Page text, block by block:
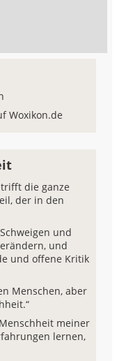
Woxikon.de
die ganze
der in den
und
und
und offene Kritik
Menschen, aber
meiner
lernen,